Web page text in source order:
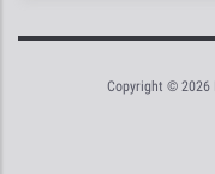
Copyright © 2026